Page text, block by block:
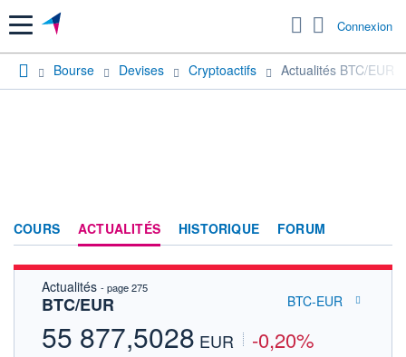
Menu Connexion
Bourse Devises Cryptoactifs Actualités BTC/EUR
COURS ACTUALITÉS HISTORIQUE FORUM
Actualités - page 275
BTC/EUR BTC-EUR
55 877,5028 EUR -0,20%